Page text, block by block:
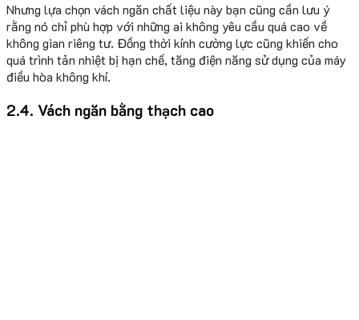
Nhưng lựa chọn vách ngăn chất liệu này bạn cũng cần lưu ý
rằng nó chỉ phù hợp với những ai không yêu cầu quá cao về
không gian riêng tư. Đồng thời kính cường lực cũng khiến cho
quá trình tản nhiệt bị hạn chế, tăng điện năng sử dụng của máy
điều hòa không khí.
2.4. Vách ngăn bằng thạch cao